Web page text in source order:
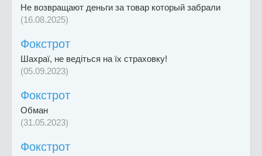
Не возвращают деньги за товар который забрали
(16.08.2025)
Фокстрот
Шахраї, не ведіться на їх страховку!
(05.09.2023)
Фокстрот
Обман
(31.05.2023)
Фокстрот